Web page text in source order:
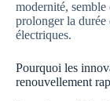
modernité,
prolonger la durée
électriques.
Pourquoi les
renouvellement